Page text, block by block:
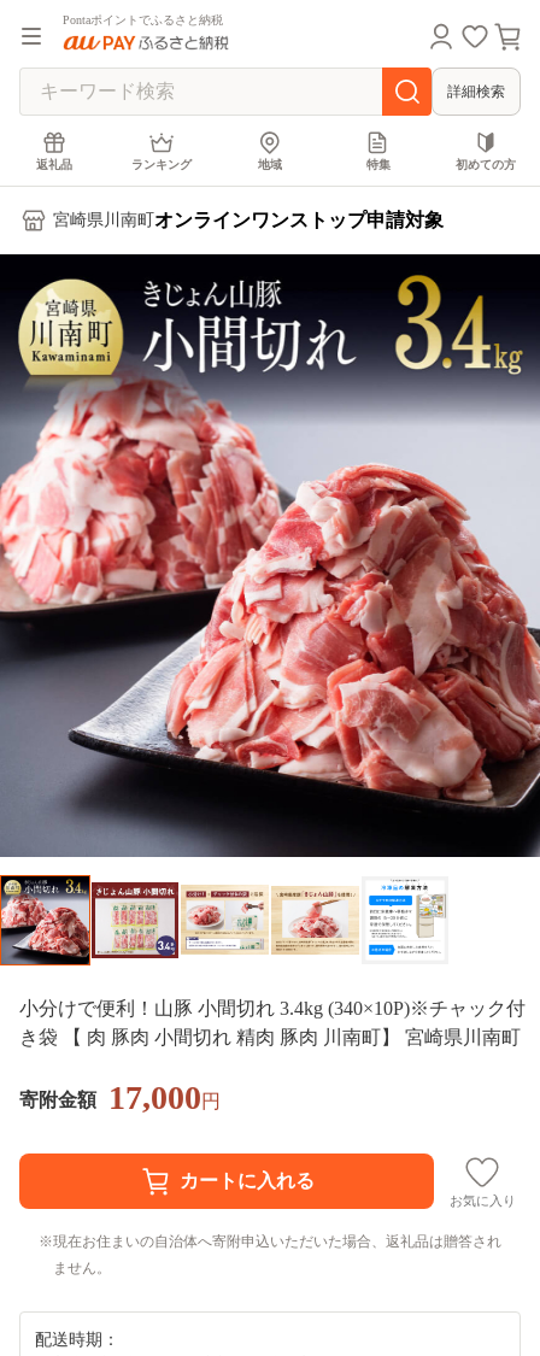
Pontaポイントでふるさと納税
詳細検索
返礼品 ランキング 地域 特集 初めての方
宮崎県川南町 オンラインワンストップ申請対象
小分けで便利！山豚 小間切れ 3.4kg (340×10P)※チャック付
き袋 【 肉 豚肉 小間切れ 精肉 豚肉 川南町】 宮崎県川南町
寄附金額 17,000円
お気に入り
現在お住まいの自治体へ寄附申込いただいた場合、返礼品は贈答され
ません。
配送時期：